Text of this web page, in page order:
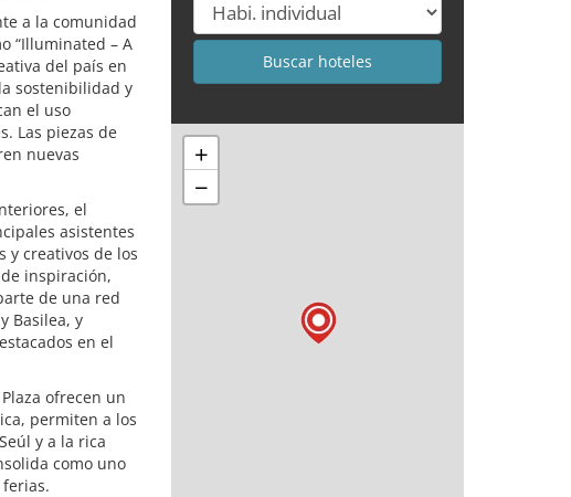
a la comunidad
“Illuminated – A
del país en
sostenibilidad y
el uso
Las piezas de
nuevas
el
asistentes
y creativos de los
inspiración,
de una red
Basilea, y
en el
ofrecen un
permiten a los
y a la rica
como uno
+
−